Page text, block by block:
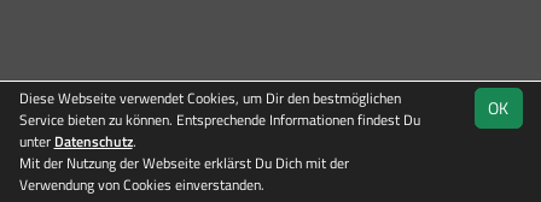
OK
Diese Webseite verwendet Cookies, um Dir den bestmöglichen
Service bieten zu können. Entsprechende Informationen findest Du
unter Datenschutz.
Mit der Nutzung der Webseite erklärst Du Dich mit der
Verwendung von Cookies einverstanden.